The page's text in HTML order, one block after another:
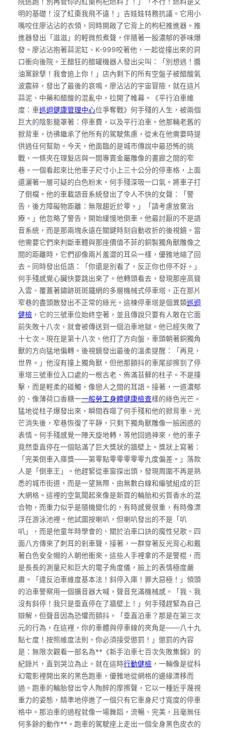
明的基礎！沒了紅棗我飛不遠！」吉娃娃特務抗議。它用小
嘴咬住廖沾沾的衣領，同時開啟了它背上的枸杞推進器。推
進器發出「滋滋」的輕微煎煮聲，伴隨著一股濃郁的蔘味爆
發。廖沾沾抱著蒜泥缸、K-999咬著他，一起從撞出來的洞
口衝向後院。王醋狂的醋罐機器人發出尖叫：「別想逃！醬
油黨餘孽！我會追上你！」店內剩下的所有空盤子被醋酸氣
波震碎，發出了最後的哀鳴。廖沾沾的宇宙冒險，就在這片
蒜泥、中藥和醋酸的混亂中，拉開了帷幕。《平行泊車維
度：車巡迴健康管理中心位爭奪戰》何手殘的人生，被兩個
巨大的陰影籠罩著：停車費，以及平行泊車。他那輛老舊的
掀背車，彷彿繼承了他所有的駕駛焦慮，從未在他需要時提
供過任何幫助。今天，他面臨的是城市傳說中最恐怖的挑
戰，一條夾在理髮店與一間專賣金屬雕像的畫廊之間的窄
巷。一個看起來比他車子尺寸小上三十公分的停車格，上面
還灑著一層可疑的白色粉末。何手殘深吸一口氣。將車子打
了倒檔。他的車載語音系統發出了令人不快的女聲：「警
告，後方障礙物距離：無限趨近於零。」「請考慮放棄治
療。」他忽略了警告，開始緩慢地倒車。他最討厭的不是語
音系統，而是那兩塊永遠在關鍵時刻自動收折的後視鏡。當
他需要它們來判斷車體與那座價值不菲的銅製獨角獸雕像之
間的距離時，它們卻像兩片羞澀的耳朵一樣，優雅地縮了回
去。同時發出低語：「你還是別看了，反正你也停不好。」
何手殘感覺心臟快要跳出來了。他轉頭看去，發現那座高聳
入雲、覆蓋著鏽跡斑斑鐵網的多層機械式停車塔，正在那片
窄巷的盡頭散發出不正常的綠光。這棟停車塔是個異類巡迴
健檢 ，它的三號車位始終空著，並且傳說只要有人敢在它面
前失敗十八次，就會被傳送到一個泊車地獄。他已經失敗了
十七次。現在是第十八次。他打了方向盤，車頭朝著銅獨角
獸的方向猛地偏轉。後視鏡發出最後的溫柔提醒：「再見，
世界。」他沒有撞上獨角獸，但他那顫抖的車尾卻擦到了停
車塔三號車位入口處的一根古老、佈滿苔蘚的柱子。不是撞
擊，而是輕柔的碰觸，像戀人之間的耳語。接著，一道濃郁
的、像薄荷口香糖一一般勞工身體健康檢查樣的綠色光芒。
猛地從柱子爆發出來，瞬間吞噬了何手殘和他的掀背車。光
芒消失後，窄巷恢復了平靜，只剩下獨角獸雕像一臉困惑的
表情。何手殘感覺一陣天旋地轉，等他回過神來，他的車子
竟然垂直停在一個貼滿了巨大獎狀的牆壁上。獎狀上寫著：
「完美倒車入庫獎——第零點零零零零零九度偏差。」落款
人是「倒車王」。他趕緊從車窗探出頭，發現周圍不再是熟
悉的城市街道，而是一望無際、由無數白線和編號組成的巨
大網格。這裡的空氣聞起來像是新買的輪胎和劣質香水的混
合物，而重力似乎是隨機變化的，有時感覺很重，有時像漂
浮在游泳池裡。他試圖按喇叭，但喇叭發出的不是「叭
叭」，而是他童年時學會的、關於泊車口訣的魔性兒歌。四
面八方傳來了刺耳的剎車聲，接著，一群穿著反光背心和戴
著白色安全帽的人朝他衝來。這些人手裡拿的不是警棍，而
是長長的測量尺和巨大的電子角度儀，臉上的表情極度嚴
肅。「違反泊車維度基本法！斜停入庫！罪大惡極！」領頭
的泊車警察用一個擴音器大喊，聲音充滿機械感。「我、我
沒有斜停！我只是垂直停在了牆壁上！」何手殘趕緊為自己
辯解，但聲音因為恐懼而顫抖。「垂直泊車？那是在第三次
元的行為，在這裡，你的車體與停車線的夾角是——八十九
點七度！按照維度法則，你必須接受懲罰！」懲罰的內容
是：無限次觀看一部名為**《新手泊車七百次失敗集錦》的
紀錄片，直到哭泣為止。就在這時行動健檢 ，一輛像是從科
幻電影裡開出來的黑色跑車，優雅地從網格的邊緣漂移而
過。跑車的輪胎發出令人陶醉的摩擦聲，它以一種近乎蔑視
重力的姿態，精準地停進了一個只有它車身尺寸寬度的停車
格中。那泊車的過程就像一場舞蹈，流暢、完美，且毫無任
何多餘的動作**。跑車的駕駛座上走出一個全身黑色皮衣的